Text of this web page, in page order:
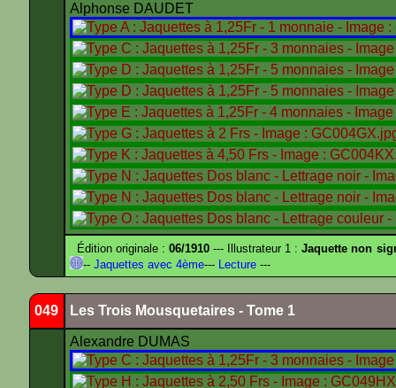
Alphonse DAUDET
Édition originale :06/1910 --- Illustrateur 1 :Jaquette non
-- Jaquettes avec 4ème--- Lecture ---
049 Les Trois Mousquetaires - Tome 1
Alexandre DUMAS